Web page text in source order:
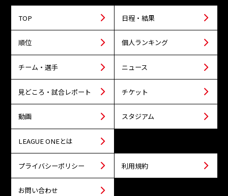
TOP 日程・結果
順位 個人ランキング
チーム・選手 ニュース
見どころ・試合レポート チケット
動画 スタジアム
LEAGUE ONEとは
プライバシーポリシー 利用規約
お問い合わせ